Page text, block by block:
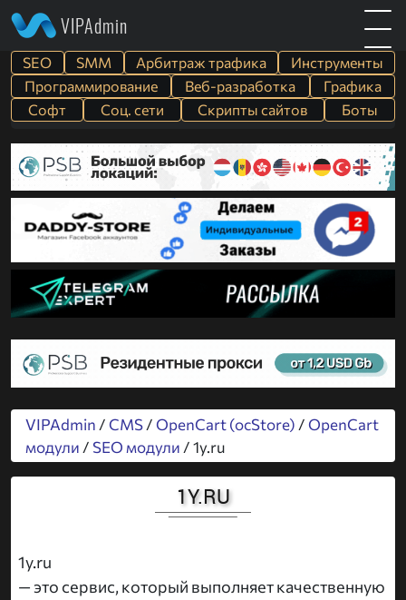
VIPAdmin
SEO SMM Арбитраж трафика
Инструменты
Программирование
Веб-разработка
Графика
Софт
Cоц. сети Скрипты сайтов Боты
VIPAdmin / CMS/OpenCart (ocStore) /OpenCart
модули / SEO модули / 1y.ru
1Y.RU
1y.ru
— это сервис, который выполняет качественную